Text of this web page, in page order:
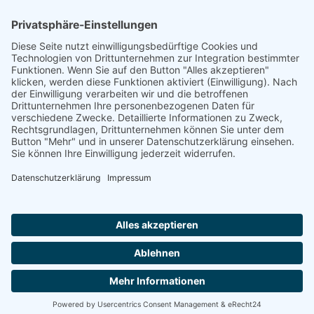
Footer
Cookie-Einstellungen Datenschutz
Impressum
intern
by